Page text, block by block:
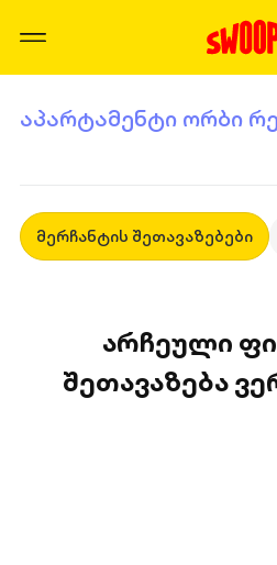
აპარტამენტი ორბი
მერჩანტის შეთავაზებები
არჩეული
შეთავაზება